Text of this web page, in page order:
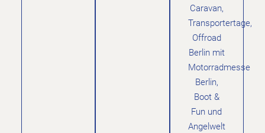
Caravan,
Transportertage,
Offroad
Berlin mit
Motorradmesse
Berlin,
Boot &
Fun und
Angelwelt